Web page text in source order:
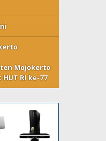
Mojokerto
RI ke-77